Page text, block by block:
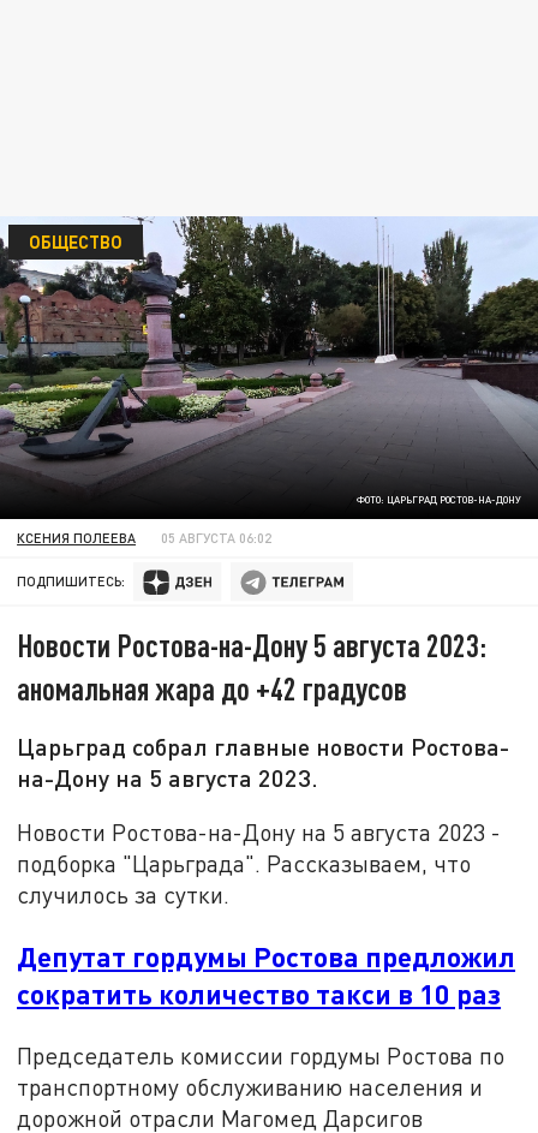
ФОТО: ЦАРЬГРАД РОСТОВ-НА-ДОНУ
ОБЩЕСТВО
КСЕНИЯ ПОЛЕЕВА 05 АВГУСТА 06:02
ПОДПИШИТЕСЬ:
Новости Ростова-на-Дону 5 августа 2023:
аномальная жара до +42 градусов
Царьград собрал главные новости Ростова-
на-Дону на 5 августа 2023.
Новости Ростова-на-Дону на 5 августа 2023 -
подборка "Царьграда". Рассказываем, что
случилось за сутки.
Депутат гордумы Ростова предложил
сократить количество такси в 10 раз
Председатель комиссии гордумы Ростова по
транспортному обслуживанию населения и
дорожной отрасли Магомед Дарсигов